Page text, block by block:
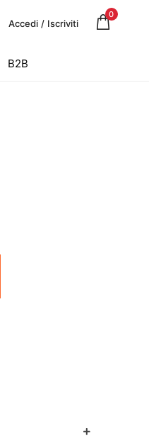
Accedi / Iscriviti
0
B2B